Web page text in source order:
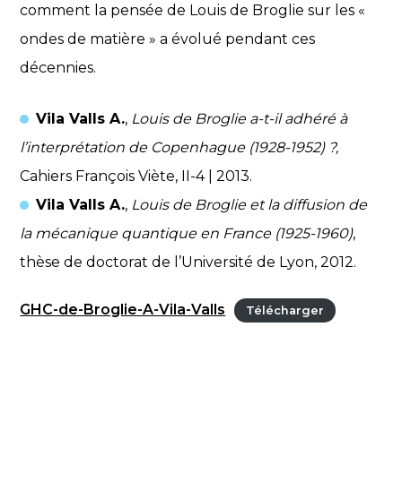
comment la pensée de Louis de Broglie sur les «
ondes de matière » a évolué pendant ces
décennies.
Vila Valls A., Louis de Broglie a-t-il adhéré à
l’interprétation de Copenhague (1928-1952) ?,
Cahiers François Viète, II-4 | 2013.
Vila Valls A., Louis de Broglie et la diffusion de
la mécanique quantique en France (1925-1960),
thèse de doctorat de l’Université de Lyon, 2012.
GHC-de-Broglie-A-Vila-Valls Télécharger